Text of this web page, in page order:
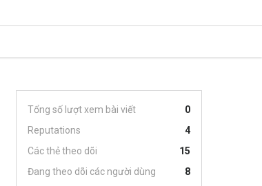
Tổng số lượt xem bài viết
0
Reputations
4
Các thẻ theo dõi
15
Đang theo dõi các người dùng
8